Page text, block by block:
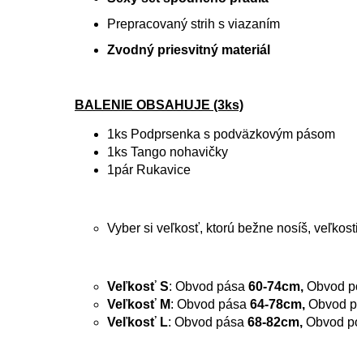
Prepracovaný strih s viazaním
Zvodný priesvitný materiál
BALENIE OBSAHUJE (3ks)
1ks Podprsenka s podväzkovým pásom
1ks Tango nohavičky
1pár Rukavice
Vyber si veľkosť, ktorú bežne nosíš,
Veľkosť S: Obvod pása 60-74cm, Obvod
Veľkosť M: Obvod pása 64-78cm, Obvod
Veľkosť L: Obvod pása 68-82cm, Obvod